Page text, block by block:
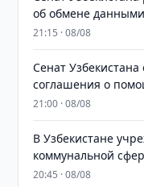
об обмене данными
21:15 · 08/08
Сенат
соглашения о
21:00 · 08/08
В Узбекистане
коммунальной
20:45 · 08/08